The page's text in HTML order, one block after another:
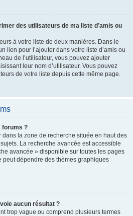
des utilisateurs de ma liste d’amis ou
à votre liste de deux manières. Dans le
lien pour l’ajouter dans votre liste d’amis ou
de l’utilisateur, vous pouvez ajouter
leur nom d’utilisateur. Vous pouvez
de votre liste depuis cette même page.
forums ?
la zone de recherche située en haut des
La recherche avancée est accessible
avancée » disponible sur toutes les pages
peut dépendre des thèmes graphiques
aucun résultat ?
trop vague ou comprend plusieurs termes